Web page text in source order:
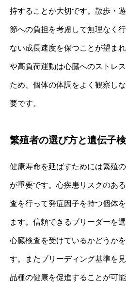
持することが大切です。散歩・
節への負担を考慮して無理なく
ない成長速度を保つことが望ま
や高負荷運動は心臓へのストレ
ため、個体の体調をよく観察し
要です。
繁殖者の選び方と遺伝子
健康寿命を延ばすためには繁殖
が重要です。心疾患リスクのあ
査を行って発症因子を持つ個体
ます。信頼できるブリーダーを
心臓検査を受けているかどうか
す。またブリーディング基準を
品種の健康を促進することが可能